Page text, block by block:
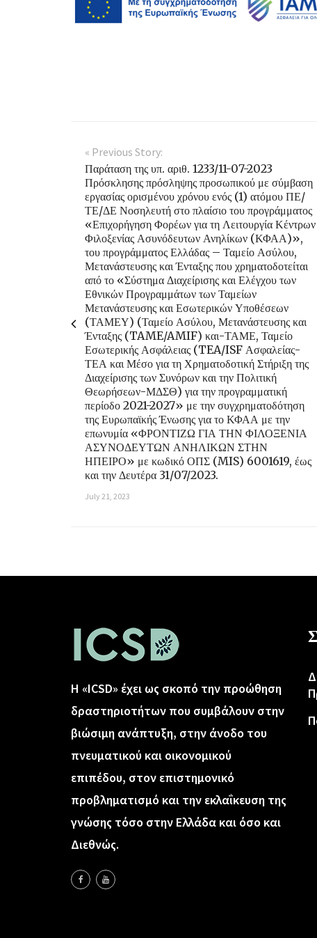
« Previous Story:
Παράταση της υπ. αριθ. 1233/11-07-2023
Πρόσκλησης πρόσληψης προσωπικού με σύμβαση
εργασίας ορισμένου χρόνου ενός (1) ατόμου ΠΕ/
ΤΕ/ΔΕ Νοσηλευτή στο πλαίσιο του προγράμματος
«Επιχορήγηση Φορέων για τη Λειτουργία Κέντρων
Φιλοξενίας Ασυνόδευτων Ανηλίκων (ΚΦΑΑ)»,
του προγράμματος Ελλάδας – Ταμείο Ασύλου,
Μετανάστευσης και Ένταξης που χρηματοδοτείται
από το «Σύστημα Διαχείρισης και Ελέγχου των
Εθνικών Προγραμμάτων των Ταμείων
Μετανάστευσης και Εσωτερικών Υποθέσεων
(ΤΑΜΕΥ) (Ταμείο Ασύλου, Μετανάστευσης και
Ένταξης (TAME/AMIF) και-ΤΑΜΕ, Ταμείο
Εσωτερικής Ασφάλειας (TEA/ISF Ασφαλείας-
ΤΕΑ και Μέσο για τη Χρηματοδοτική Στήριξη της
Διαχείρισης των Συνόρων και την Πολιτική
Θεωρήσεων-ΜΔΣΘ) για την προγραμματική
περίοδο 2021-2027» με την συγχρηματοδότηση
της Ευρωπαϊκής Ένωσης για το ΚΦΑΑ με την
επωνυμία «ΦΡΟΝΤΙΖΩ ΓΙΑ ΤΗΝ ΦΙΛΟΞΕΝΙΑ
ΑΣΥΝΟΔΕΥΤΩΝ ΑΝΗΛΙΚΩΝ ΣΤΗΝ
ΗΠΕΙΡΟ» με κωδικό ΟΠΣ (MIS) 6001619, έως
και την Δευτέρα 31/07/2023.
July 21, 2023
Η «ICSD» έχει ως σκοπό την προώθηση
δραστηριοτήτων που συμβάλουν στην
βιώσιμη ανάπτυξη, στην άνοδο του
πνευματικού και οικονομικού
επιπέδου, στον επιστημονικό
προβληματισμό και την εκλαΐκευση της
γνώσης τόσο στην Ελλάδα και όσο και
Διεθνώς.